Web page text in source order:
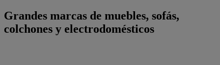
Grandes marcas de muebles, sofás,
colchones y electrodomésticos